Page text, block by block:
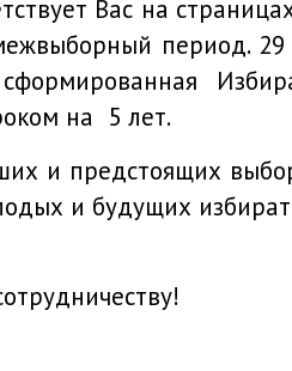
Вас на
период. 29
на 5 лет.
предстоящих
и будущих